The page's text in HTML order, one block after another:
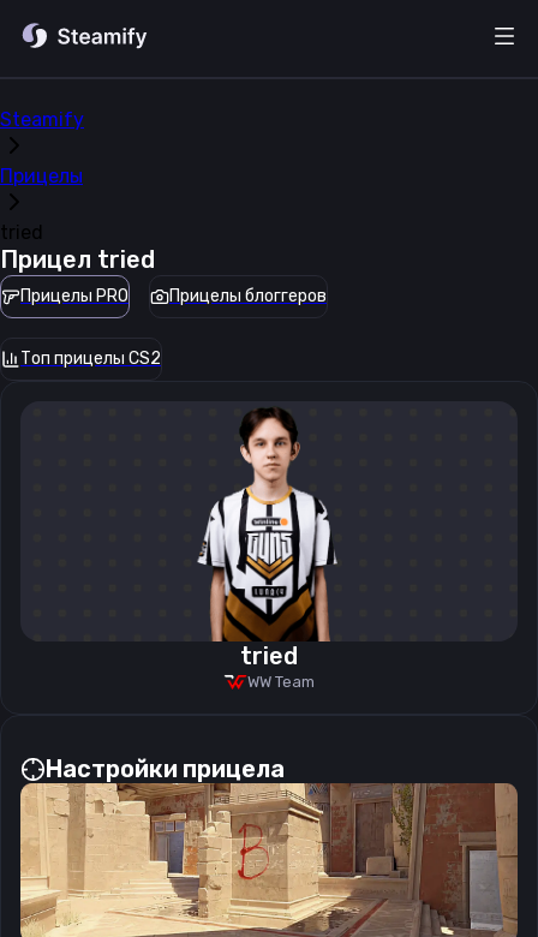
Steamify
Прицелы
tried
Прицел tried
Прицелы PRO Прицелы блоггеров
Топ прицелы CS2
tried
WW Team
Настройки прицела